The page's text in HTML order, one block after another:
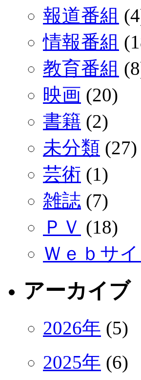
報道番組
情報番組
教育番組
映画 (20)
書籍 (2)
未分類 (27)
芸術 (1)
雑誌 (7)
ＰＶ (18)
Ｗｅｂサ
アーカイブ
2026年 (5)
2025年 (6)